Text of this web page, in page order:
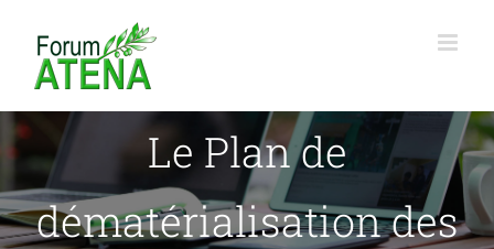
contenu
Le Plan de
dématérialisation des